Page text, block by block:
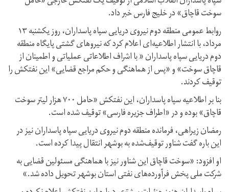
سوخت قاچاق» در خلیج فارس خبر داد.
روابط عمومی منطقه دوم نیروی دریایی سپاه پاسداران، روز یکشنبه ۱۳
مرداد، با انتشار اطلاعیه‌ای اعلام کرد که نیروهای گشتی پایگاه منطقه
دوم دریایی سپاه پاسداران « با اشراف اطلاعاتی عملیاتی و اطمینان از
قاچاق سوخت» و «پس از هماهنگی و حکم مراجع قضایی» این نفتکش را
توقیف کردند.
بنا بر اطلاعیه سپاه پاسداران، این نفتکش «حامل ۷۰۰ هزار لیتر سوخت
قاچاق» بوده و در «اطراف جزیره فارسی» توقیف شده است.
رمضان زیراهی، فرمانده منطقه دوم نیروی دریایی سپاه پاسداران نیز در
این باره گفت شناور توقیف‌شده به بوشهر انتقال پیدا کرده است.
او افزود: «سوخت قاچاق این شناور نیز با هماهنگی مسئولین قضایی به
شرکت ملی پخش فرآورده‌های نفتی استان بوشهر تحویل داده شد.»